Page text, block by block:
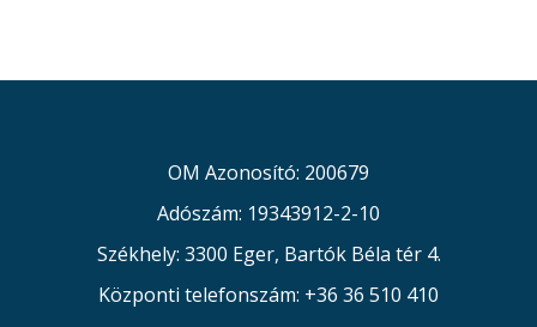
OM Azonosító: 200679
Adószám: 19343912-2-10
Székhely: 3300 Eger, Bartók Béla tér 4.
Központi telefonszám: +36 36 510 410